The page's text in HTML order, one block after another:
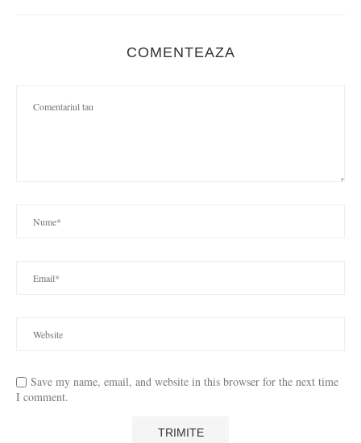
COMENTEAZA
Save my name, email, and website in this browser for the next time
I comment.